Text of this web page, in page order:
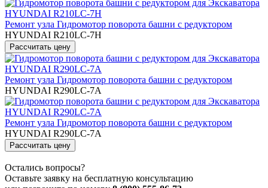
Ремонт узла Гидромотор поворота башни с редуктором
HYUNDAI R210LC-7H
Ремонт узла Гидромотор поворота башни с редуктором
HYUNDAI R290LC-7A
Ремонт узла Гидромотор поворота башни с редуктором
HYUNDAI R290LC-7A
Остались вопросы?
Оставьте заявку на бесплатную консультацию